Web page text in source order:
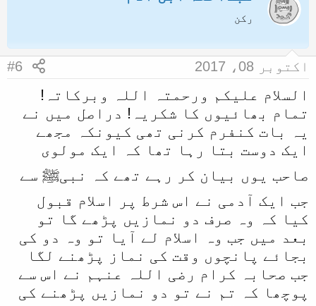
c
t
o
n
:
رکن
اکتوبر 08، 2017 #6
السلام علیکم ورحمتہ اللہ وبرکاتہ!
تمام بھائیوں کا شکریہ! دراصل میں نے
یہ بات کنفرم کرنی تھی کیونکہ مجھے
ایک دوست بتا رہا تھا کہ ایک مولوی
صاحب یوں بیان کر رہے تھے کہ نبیﷺ سے
جب ایک آدمی نے اس شرط پر اسلام قبول
کیا کہ وہ صرف دو نمازیں پڑھے گا تو
بعد میں جب وہ اسلام لے آیا تو وہ دو کی
بجائے پانچوں وقت کی نماز پڑھنے لگا
جب صحابہ کرام رضی اللہ عنہم نے اس سے
پوچھا کہ تم نے تو دو نمازیں پڑھنے کی